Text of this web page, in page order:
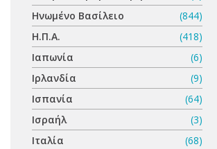
Ηνωμένο Βασίλειο
(844)
Η.Π.Α.
(418)
Ιαπωνία
(6)
Ιρλανδία
(9)
Ισπανία
(64)
Ισραήλ
(3)
Ιταλία
(68)